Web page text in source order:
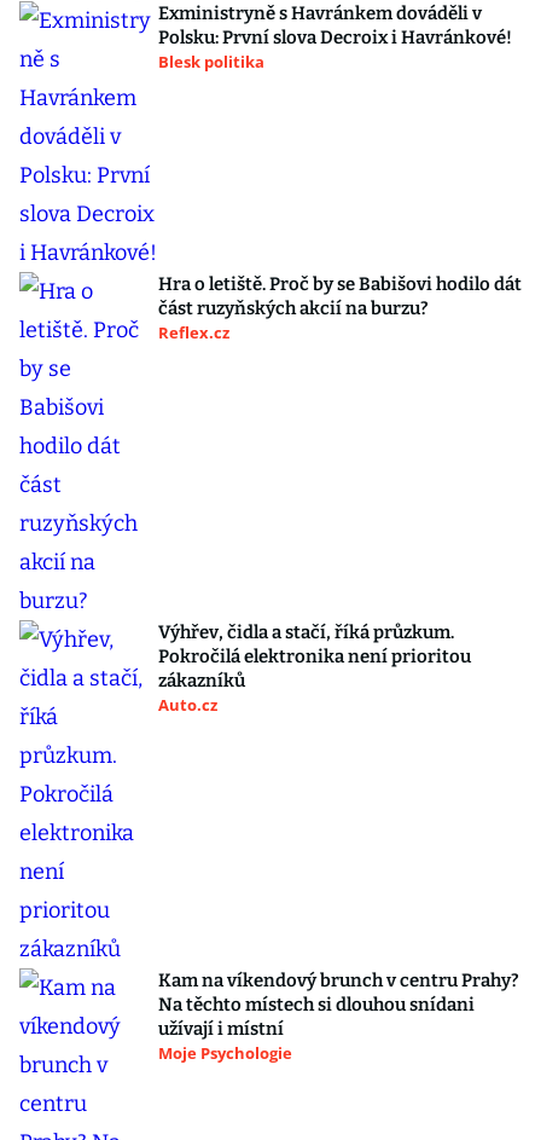
Exministryně s Havránkem dováděli v
Polsku: První slova Decroix i Havránkové!
Blesk politika
Hra o letiště. Proč by se Babišovi hodilo dát
část ruzyňských akcií na burzu?
Reflex.cz
Výhřev, čidla a stačí, říká průzkum.
Pokročilá elektronika není prioritou
zákazníků
Auto.cz
Kam na víkendový brunch v centru Prahy?
Na těchto místech si dlouhou snídani
užívají i místní
Moje Psychologie